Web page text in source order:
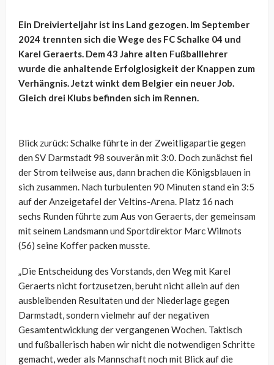
Ein Dreivierteljahr ist ins Land gezogen. Im September
2024 trennten sich die Wege des FC Schalke 04 und
Karel Geraerts. Dem 43 Jahre alten Fußballlehrer
wurde die anhaltende Erfolglosigkeit der Knappen zum
Verhängnis. Jetzt winkt dem Belgier ein neuer Job.
Gleich drei Klubs befinden sich im Rennen.
Blick zurück: Schalke führte in der Zweitligapartie gegen
den SV Darmstadt 98 souverän mit 3:0. Doch zunächst fiel
der Strom teilweise aus, dann brachen die Königsblauen in
sich zusammen. Nach turbulenten 90 Minuten stand ein 3:5
auf der Anzeigetafel der Veltins-Arena. Platz 16 nach
sechs Runden führte zum Aus von Geraerts, der gemeinsam
mit seinem Landsmann und Sportdirektor Marc Wilmots
(56) seine Koffer packen musste.
„Die Entscheidung des Vorstands, den Weg mit Karel
Geraerts nicht fortzusetzen, beruht nicht allein auf den
ausbleibenden Resultaten und der Niederlage gegen
Darmstadt, sondern vielmehr auf der negativen
Gesamtentwicklung der vergangenen Wochen. Taktisch
und fußballerisch haben wir nicht die notwendigen Schritte
gemacht, weder als Mannschaft noch mit Blick auf die